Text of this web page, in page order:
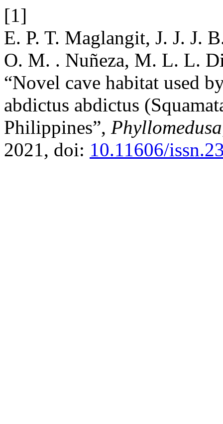
[1]
E. P. T. Maglangit, J. J. J.
O. M. . Nuñeza, M. L. L.
“Novel cave habitat used
abdictus abdictus
Philippines”, Phyllomedusa
2021, doi: 10.11606/